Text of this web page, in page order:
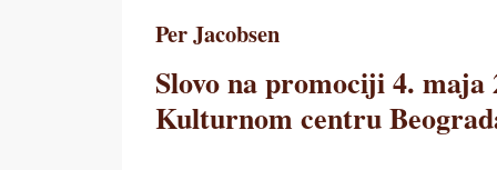
Per Jacobsen
Slovo na promociji 4. maja
Kulturnom centru